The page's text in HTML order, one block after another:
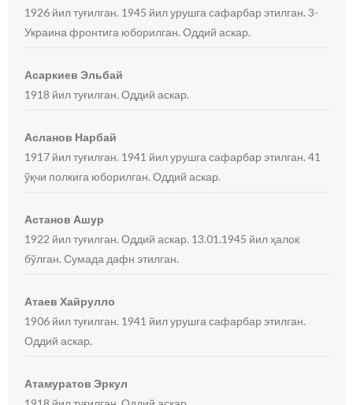
1926 йил туғилган. 1945 йил урушга сафарбар этилган. 3-
Украина фронтига юборилган. Оддий аскар.
Асаркиев Эльбай
1918 йил туғилган. Оддий аскар.
Асланов Нарбай
1917 йил туғилган. 1941 йил урушга сафарбар этилган. 41
ўқчи полкига юборилган. Оддий аскар.
Астанов Ашур
1922 йил туғилган. Оддий аскар. 13.01.1945 йил ҳалок
бўлган. Сумада дафн этилган.
Атаев Хайрулло
1906 йил туғилган. 1941 йил урушга сафарбар этилган.
Оддий аскар.
Атамуратов Эркул